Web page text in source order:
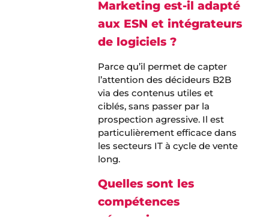
Marketing est-il adapté
aux ESN et intégrateurs
de logiciels ?
Parce qu’il permet de capter
l’attention des décideurs B2B
via des contenus utiles et
ciblés, sans passer par la
prospection agressive. Il est
particulièrement efficace dans
les secteurs IT à cycle de vente
long.
Quelles sont les
compétences